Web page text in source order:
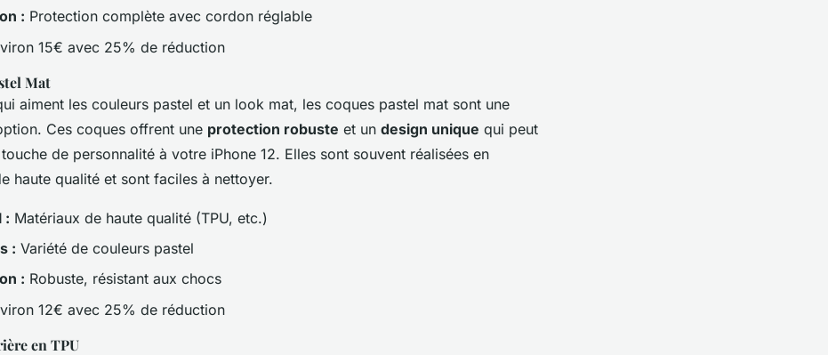
: Protection complète avec cordon réglable
15€ avec 25% de réduction
Mat
aiment les couleurs pastel et un look mat, les coques pastel mat sont une
Ces coques offrent une protection robuste et un design unique qui peut
de personnalité à votre iPhone 12. Elles sont souvent réalisées en
haute qualité et sont faciles à nettoyer.
: Matériaux de haute qualité (TPU, etc.)
: Variété de couleurs pastel
: Robuste, résistant aux chocs
12€ avec 25% de réduction
en TPU